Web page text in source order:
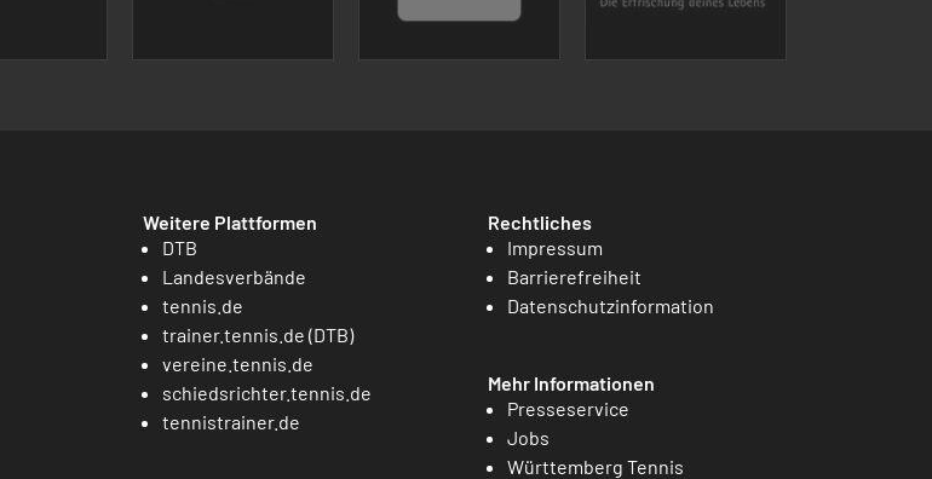
Weitere Plattformen
DTB
Landesverbände
tennis.de
trainer.tennis.de (DTB)
vereine.tennis.de
schiedsrichter.tennis.de
tennistrainer.de
Rechtliches
Impressum
Barrierefreiheit
Datenschutzinformation
Mehr Informationen
Presseservice
Jobs
Württemberg Tennis